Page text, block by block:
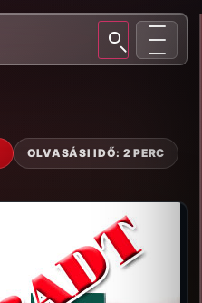
OLVASÁSI IDŐ: 2 PERC